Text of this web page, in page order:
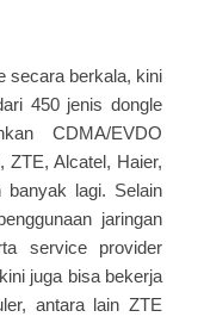
secara berkala, kini
450 jenis dongle
CDMA/EVDO
ZTE, Alcatel, Haier,
banyak lagi. Selain
jaringan
service provider
juga bisa bekerja
antara lain ZTE